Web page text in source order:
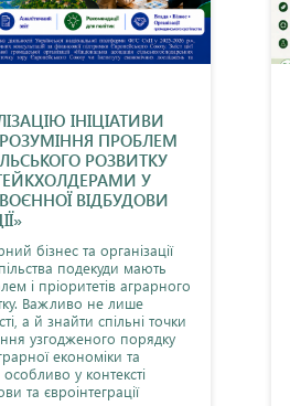
ІНІЦІАТИВИ
ПРОБЛЕМ
РОЗВИТКУ
У
ВІДБУДОВИ
бізнес та організації
подекуди мають
і пріоритетів аграрного
Важливо не лише
а й знайти спільні точки
узгодженого порядку
економіки та
особливо у контексті
та євроінтеграції